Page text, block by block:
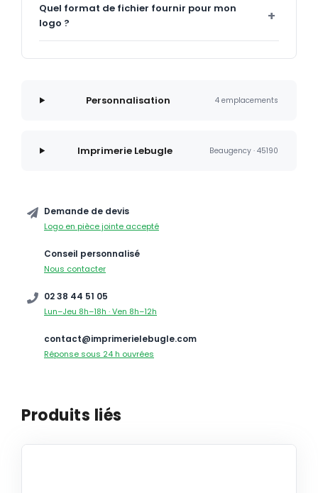
Quel format de fichier fournir pour mon
logo ?
Personnalisation 4 emplacements
Imprimerie Lebugle Beaugency · 45190
Demande de devis
Logo en pièce jointe accepté
Conseil personnalisé
Nous contacter
02 38 44 51 05
Lun–Jeu 8h–18h · Ven 8h–12h
contact@imprimerielebugle.com
Réponse sous 24 h ouvrées
Produits liés